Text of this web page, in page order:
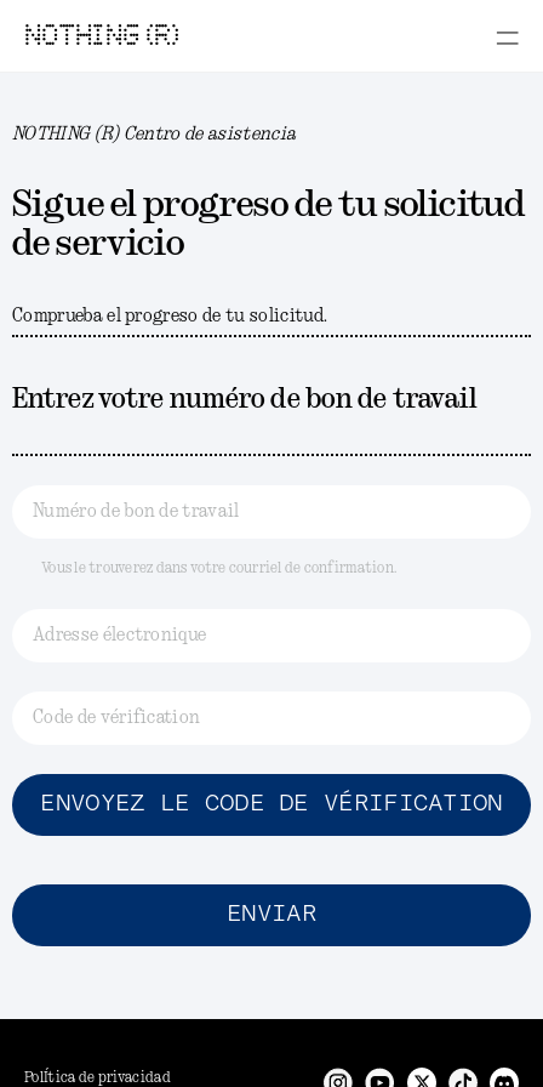
NOTHING (R)
NOTHING (R) Centro de asistencia
Sigue el progreso de tu solicitud
de servicio
Comprueba el progreso de tu solicitud.
Entrez votre numéro de bon de travail
Numéro de bon de travail
Vous le trouverez dans votre courriel de confirmation.
Adresse électronique
Code de vérification
ENVOYEZ LE CODE DE VÉRIFICATION
ENVIAR
PolÍtica de privacidad